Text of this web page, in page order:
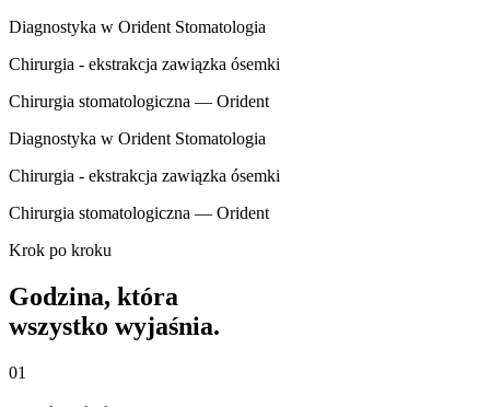
Diagnostyka w Orident Stomatologia
Chirurgia - ekstrakcja zawiązka ósemki
Chirurgia stomatologiczna — Orident
Diagnostyka w Orident Stomatologia
Chirurgia - ekstrakcja zawiązka ósemki
Chirurgia stomatologiczna — Orident
Krok po kroku
Godzina, która
wszystko wyjaśnia.
01